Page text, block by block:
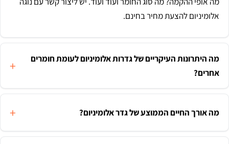
אלומיניום להצעת מחיר בחינם.
מה היתרונות העיקריים של גדרות אלומיניום לעומת חומרים
אחרים?
מה אורך החיים הממוצע של גדר אלומיניום?